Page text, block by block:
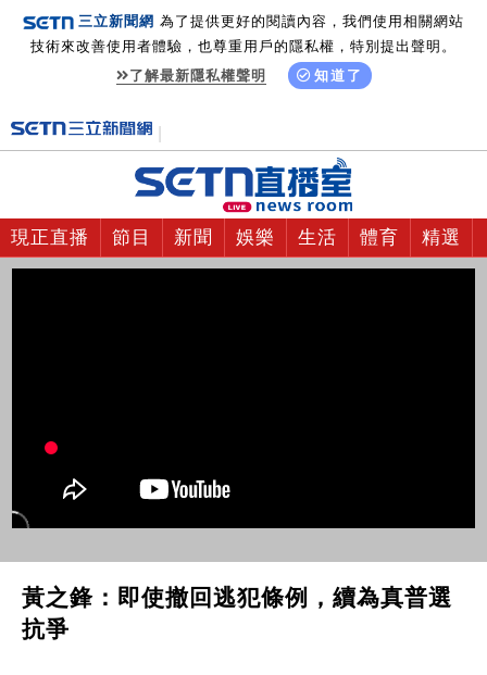
三立新聞網 為了提供更好的閱讀內容，我們使用相關網站
技術來改善使用者體驗，也尊重用戶的隱私權，特別提出聲明。
了解最新隱私權聲明
知道了
現正直播 節目 新聞 娛樂 生活 體育 精選
黃之鋒：即使撤回逃犯條例，續為真普選
抗爭